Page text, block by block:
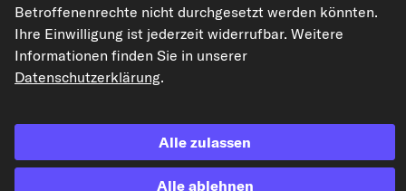
Vertrag widerrufen
© 2026 kfzteile24 GmbH - Alle Rechte vorbehalten.
¹„Gratis Versand“ oder „ohne Versandkosten“ entsprechen dem Wegfall der
Betroffenenrechte nicht durchgesetzt werden könnten.
Ihre Einwilligung ist jederzeit widerrufbar. Weitere
Informationen finden Sie in unserer
Datenschutzerklärung.
Alle zulassen
Alle ablehnen